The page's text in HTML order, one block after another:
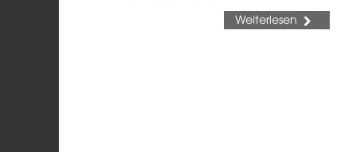
Weiterlesen